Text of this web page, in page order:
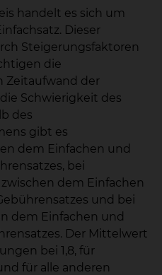
handelt es sich um
Dieser
Steigerungsfaktoren
die
Zeitaufwand der
Schwierigkeit des
des
gibt es
dem Einfachen und
bei
dem Einfachen
und bei
dem Einfachen und
Der Mittelwert
bei 1,8, für
für alle anderen